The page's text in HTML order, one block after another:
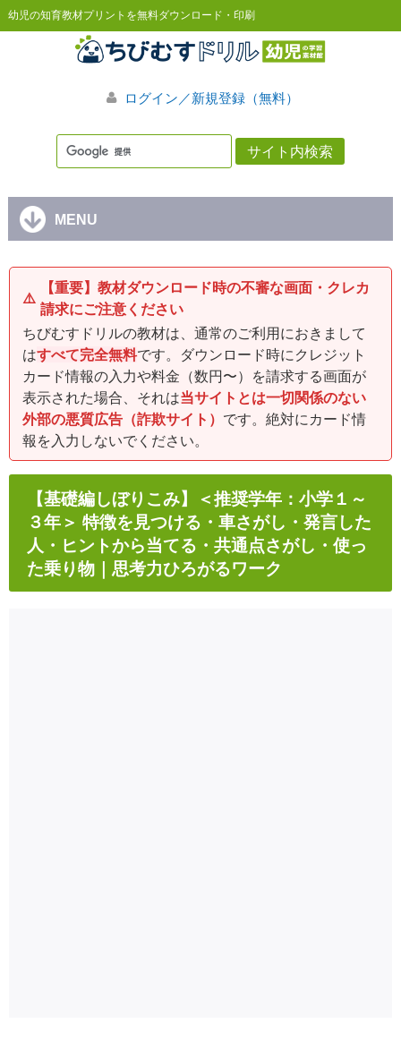
幼児の知育教材プリントを無料ダウンロード・印刷
ログイン／新規登録（無料）
MENU
⚠️
【重要】教材ダウンロード時の不審な画面・クレカ
請求にご注意ください
ちびむすドリルの教材は、通常のご利用におきまして
はすべて完全無料です。ダウンロード時にクレジット
カード情報の入力や料金（数円〜）を請求する画面が
表示された場合、それは当サイトとは一切関係のない
外部の悪質広告（詐欺サイト） です。絶対にカード情
報を入力しないでください。
【基礎編しぼりこみ】＜推奨学年：小学１～
３年＞ 特徴を見つける・車さがし・発言した
人・ヒントから当てる・共通点さがし・使っ
た乗り物｜思考力ひろがるワーク